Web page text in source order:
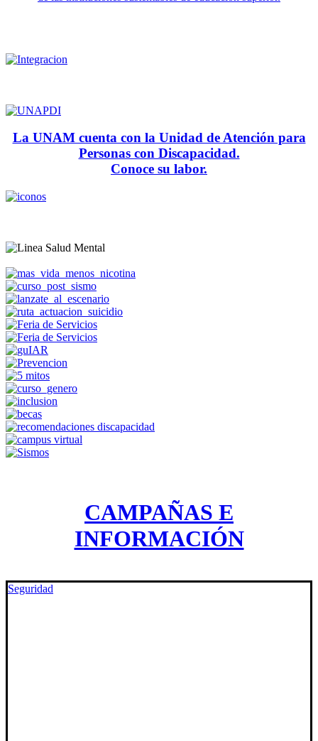
La UNAM cuenta con la Unidad de Atención para
Personas con Discapacidad.
Conoce su labor.
CAMPAÑAS E
INFORMACIÓN
Seguridad